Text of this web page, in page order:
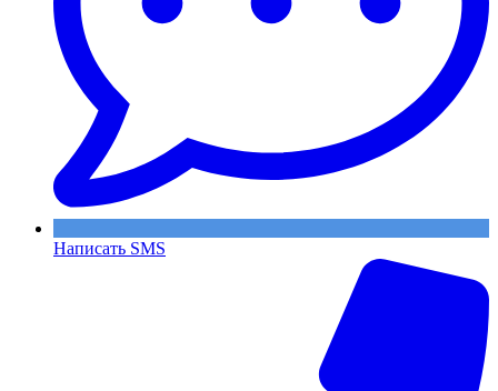
Написать SMS